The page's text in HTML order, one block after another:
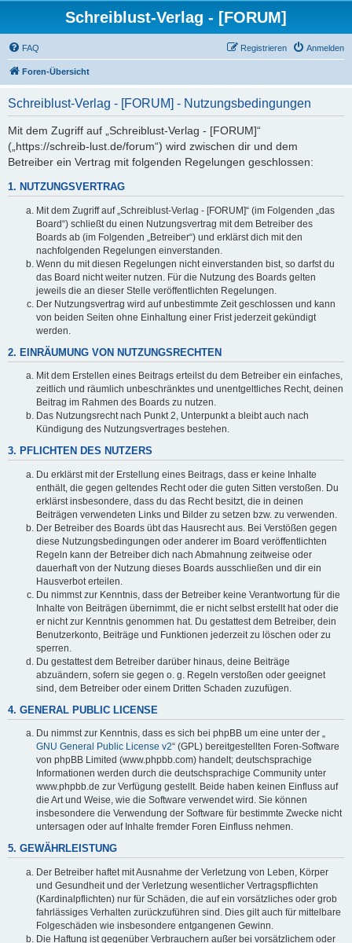
Schreiblust-Verlag - [FORUM]
FAQ Anmelden
Registrieren
Foren-Übersicht
Schreiblust-Verlag - [FORUM] - Nutzungsbedingungen
Mit dem Zugriff auf „Schreiblust-Verlag - [FORUM]“
(„https://schreib-lust.de/forum“) wird zwischen dir und dem
Betreiber ein Vertrag mit folgenden Regelungen geschlossen:
1. NUTZUNGSVERTRAG
Mit dem Zugriff auf „Schreiblust-Verlag - [FORUM]“ (im Folgenden „das
Board“) schließt du einen Nutzungsvertrag mit dem Betreiber des
Boards ab (im Folgenden „Betreiber“) und erklärst dich mit den
nachfolgenden Regelungen einverstanden.
Wenn du mit diesen Regelungen nicht einverstanden bist, so darfst du
das Board nicht weiter nutzen. Für die Nutzung des Boards gelten
jeweils die an dieser Stelle veröffentlichten Regelungen.
Der Nutzungsvertrag wird auf unbestimmte Zeit geschlossen und kann
von beiden Seiten ohne Einhaltung einer Frist jederzeit gekündigt
werden.
2. EINRÄUMUNG VON NUTZUNGSRECHTEN
Mit dem Erstellen eines Beitrags erteilst du dem Betreiber ein einfaches,
zeitlich und räumlich unbeschränktes und unentgeltliches Recht, deinen
Beitrag im Rahmen des Boards zu nutzen.
Das Nutzungsrecht nach Punkt 2, Unterpunkt a bleibt auch nach
Kündigung des Nutzungsvertrages bestehen.
3. PFLICHTEN DES NUTZERS
Du erklärst mit der Erstellung eines Beitrags, dass er keine Inhalte
enthält, die gegen geltendes Recht oder die guten Sitten verstoßen. Du
erklärst insbesondere, dass du das Recht besitzt, die in deinen
Beiträgen verwendeten Links und Bilder zu setzen bzw. zu verwenden.
Der Betreiber des Boards übt das Hausrecht aus. Bei Verstößen gegen
diese Nutzungsbedingungen oder anderer im Board veröffentlichten
Regeln kann der Betreiber dich nach Abmahnung zeitweise oder
dauerhaft von der Nutzung dieses Boards ausschließen und dir ein
Hausverbot erteilen.
Du nimmst zur Kenntnis, dass der Betreiber keine Verantwortung für die
Inhalte von Beiträgen übernimmt, die er nicht selbst erstellt hat oder die
er nicht zur Kenntnis genommen hat. Du gestattest dem Betreiber, dein
Benutzerkonto, Beiträge und Funktionen jederzeit zu löschen oder zu
sperren.
Du gestattest dem Betreiber darüber hinaus, deine Beiträge
abzuändern, sofern sie gegen o. g. Regeln verstoßen oder geeignet
sind, dem Betreiber oder einem Dritten Schaden zuzufügen.
4. GENERAL PUBLIC LICENSE
Du nimmst zur Kenntnis, dass es sich bei phpBB um eine unter der „
GNU General Public License v2“ (GPL) bereitgestellten Foren-Software
von phpBB Limited (www.phpbb.com) handelt; deutschsprachige
Informationen werden durch die deutschsprachige Community unter
www.phpbb.de zur Verfügung gestellt. Beide haben keinen Einfluss auf
die Art und Weise, wie die Software verwendet wird. Sie können
insbesondere die Verwendung der Software für bestimmte Zwecke nicht
untersagen oder auf Inhalte fremder Foren Einfluss nehmen.
5. GEWÄHRLEISTUNG
Der Betreiber haftet mit Ausnahme der Verletzung von Leben, Körper
und Gesundheit und der Verletzung wesentlicher Vertragspflichten
(Kardinalpflichten) nur für Schäden, die auf ein vorsätzliches oder grob
fahrlässiges Verhalten zurückzuführen sind. Dies gilt auch für mittelbare
Folgeschäden wie insbesondere entgangenen Gewinn.
Die Haftung ist gegenüber Verbrauchern außer bei vorsätzlichem oder